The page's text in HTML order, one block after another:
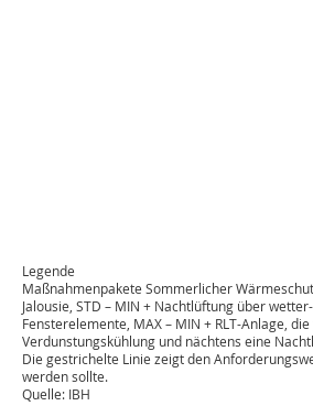
Legende
Maßnahmenpakete Sommerlicher
Jalousie, STD – MIN + Nachtlüftung über
Fensterelemente, MAX – MIN + RLT-Anlage,
Verdunstungskühlung und nächtens eine
Die gestrichelte Linie zeigt den
werden sollte.
Quelle: IBH